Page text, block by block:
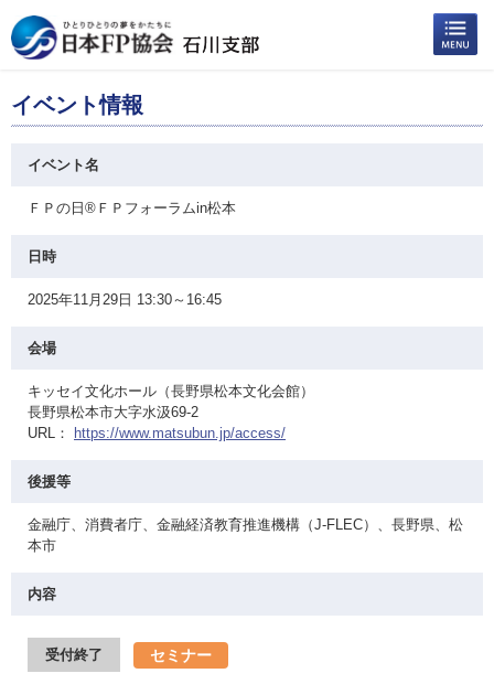
イベント情報
イベント名
ＦＰの日®ＦＰフォーラムin松本
日時
2025年11月29日 13:30～16:45
会場
キッセイ文化ホール（長野県松本文化会館）
長野県松本市大字水汲69-2
URL：
https://www.matsubun.jp/access/
後援等
金融庁、消費者庁、金融経済教育推進機構（J-FLEC）、長野県、松
本市
内容
受付終了 セミナー